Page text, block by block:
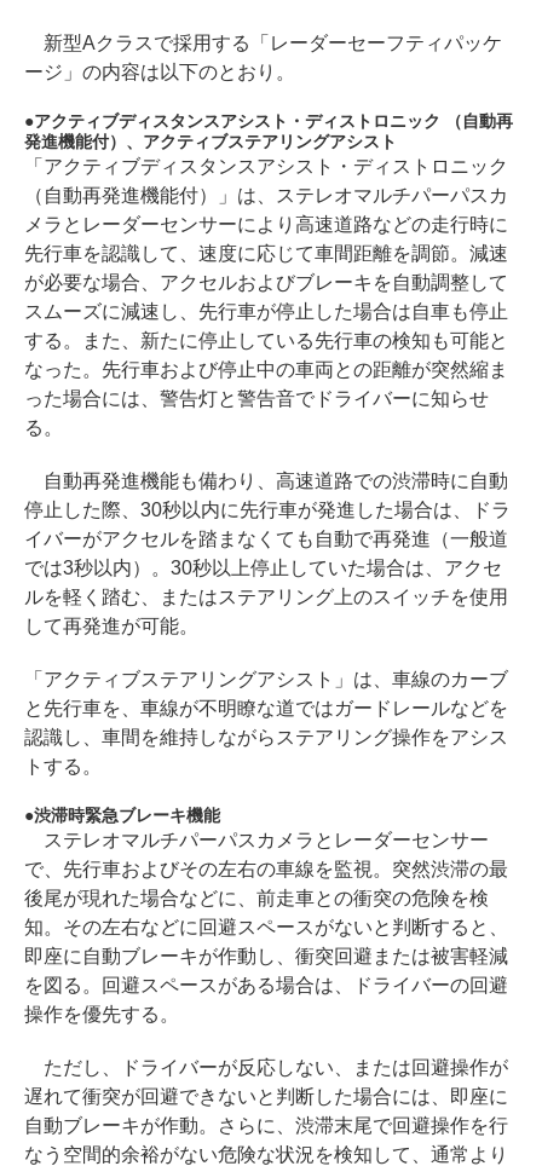
新型Aクラスで採用する「レーダーセーフティパッケ
ージ」の内容は以下のとおり。
アクティブディスタンスアシスト・ディストロニック （自動再
発進機能付）、アクティブステアリングアシスト
「アクティブディスタンスアシスト・ディストロニック
（自動再発進機能付）」は、ステレオマルチパーパスカ
メラとレーダーセンサーにより高速道路などの走行時に
先行車を認識して、速度に応じて車間距離を調節。減速
が必要な場合、アクセルおよびブレーキを自動調整して
スムーズに減速し、先行車が停止した場合は自車も停止
する。また、新たに停止している先行車の検知も可能と
なった。先行車および停止中の車両との距離が突然縮ま
った場合には、警告灯と警告音でドライバーに知らせ
る。
自動再発進機能も備わり、高速道路での渋滞時に自動
停止した際、30秒以内に先行車が発進した場合は、ドラ
イバーがアクセルを踏まなくても自動で再発進（一般道
では3秒以内）。30秒以上停止していた場合は、アクセ
ルを軽く踏む、またはステアリング上のスイッチを使用
して再発進が可能。
「アクティブステアリングアシスト」は、車線のカーブ
と先行車を、車線が不明瞭な道ではガードレールなどを
認識し、車間を維持しながらステアリング操作をアシス
トする。
渋滞時緊急ブレーキ機能
ステレオマルチパーパスカメラとレーダーセンサー
で、先行車およびその左右の車線を監視。突然渋滞の最
後尾が現れた場合などに、前走車との衝突の危険を検
知。その左右などに回避スペースがないと判断すると、
即座に自動ブレーキが作動し、衝突回避または被害軽減
を図る。回避スペースがある場合は、ドライバーの回避
操作を優先する。
ただし、ドライバーが反応しない、または回避操作が
遅れて衝突が回避できないと判断した場合には、即座に
自動ブレーキが作動。さらに、渋滞末尾で回避操作を行
なう空間的余裕がない危険な状況を検知して、通常より